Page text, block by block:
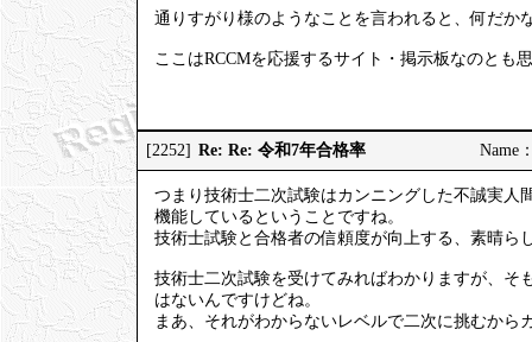
通りすがり様のようなことを言われると、何だか
ここはRCCMを応援するサイト・掲示板なのとも
[2252] Re: Re: 令和7年合格率 Name
つまり技術士二次試験はカンニングした不誠実人
機能しているということですね。
技術士試験と合格者の信頼度が向上する、素晴ら
技術士二次試験を受けてみればわかりますが、そ
はないんですけどね。
まあ、それがわからないレベルで二次に挑むから